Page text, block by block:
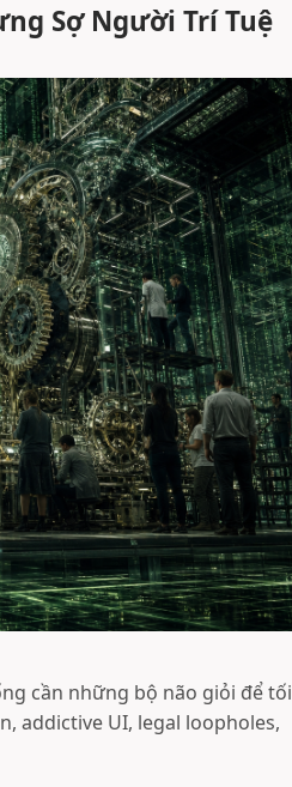
Sợ Người Trí Tuệ
cần những bộ não giỏi để tối
addictive UI, legal loopholes,